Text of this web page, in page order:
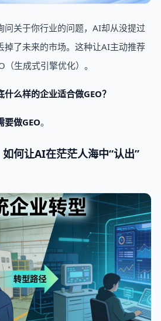
问关于你行业的问题，AI却从没提过
掉了未来的市场。这种让AI主动推荐
生成式引擎优化）。
什么样的企业适合做GEO？
要做GEO。
何让AI在茫茫人海中“认出”